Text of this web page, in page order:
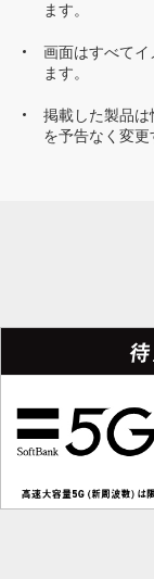
ます。
画面はすべてイ
ます。
掲載した製品
を予告なく変更